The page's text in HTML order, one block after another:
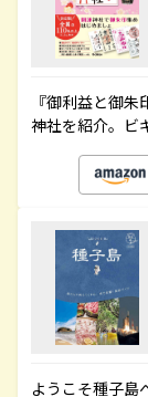
『御利益と御
神社を紹介。ビ
ようこそ種子島